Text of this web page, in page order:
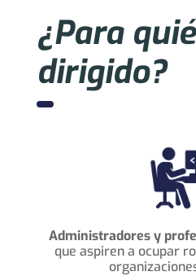
¿Para
dirigido?
Administradores y
que aspiren a ocupar